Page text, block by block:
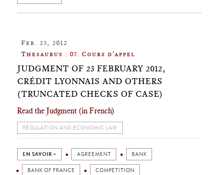
Feb. 23, 2012
Thesaurus : 07. Cours d'appel
JUDGMENT OF 23 FEBRUARY 2012,
CRÉDIT LYONNAIS AND OTHERS
(TRUNCATED CHECKS OF CASE)
Read the Judgment (in French)
REGULATION AND ECONOMIC LAW
EN SAVOIR + AGREEMENT BANK
BANK OF FRANCE COMPETITION